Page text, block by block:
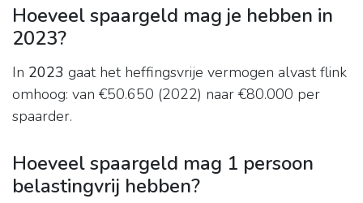
Hoeveel spaargeld mag je hebben in
2023?
In 2023 gaat het heffingsvrije vermogen alvast flink
omhoog: van €50.650 (2022) naar €80.000 per
spaarder.
Hoeveel spaargeld mag 1 persoon
belastingvrij hebben?